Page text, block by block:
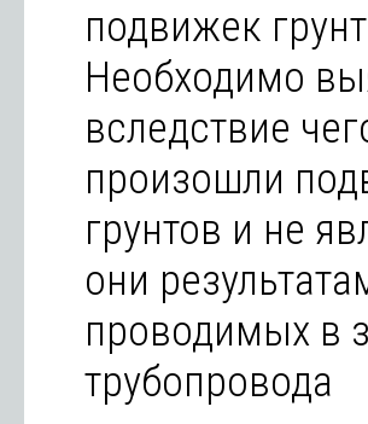
подвижек
Необходимо
вследствие
произошли
грунтов и не
они
проводимых в
трубопровода